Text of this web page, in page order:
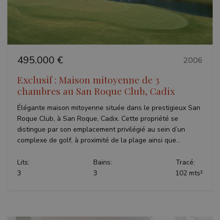
495.000 € 2006
Exclusif : Maison mitoyenne de 3
chambres au San Roque Club, Cadix
Élégante maison mitoyenne située dans le prestigieux San
Roque Club, à San Roque, Cadix. Cette propriété se
distingue par son emplacement privilégié au sein d’un
complexe de golf, à proximité de la plage ainsi que...
Lits:
3
Bains:
3
Tracé:
102 mts²